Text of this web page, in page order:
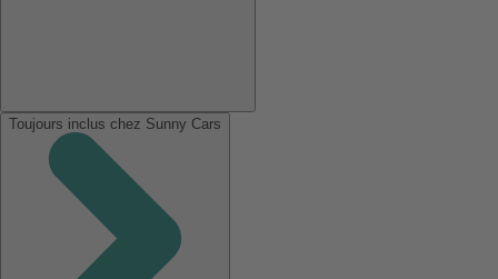
Toujours inclus chez Sunny Cars